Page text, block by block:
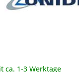
ca. 1-3 Werktage